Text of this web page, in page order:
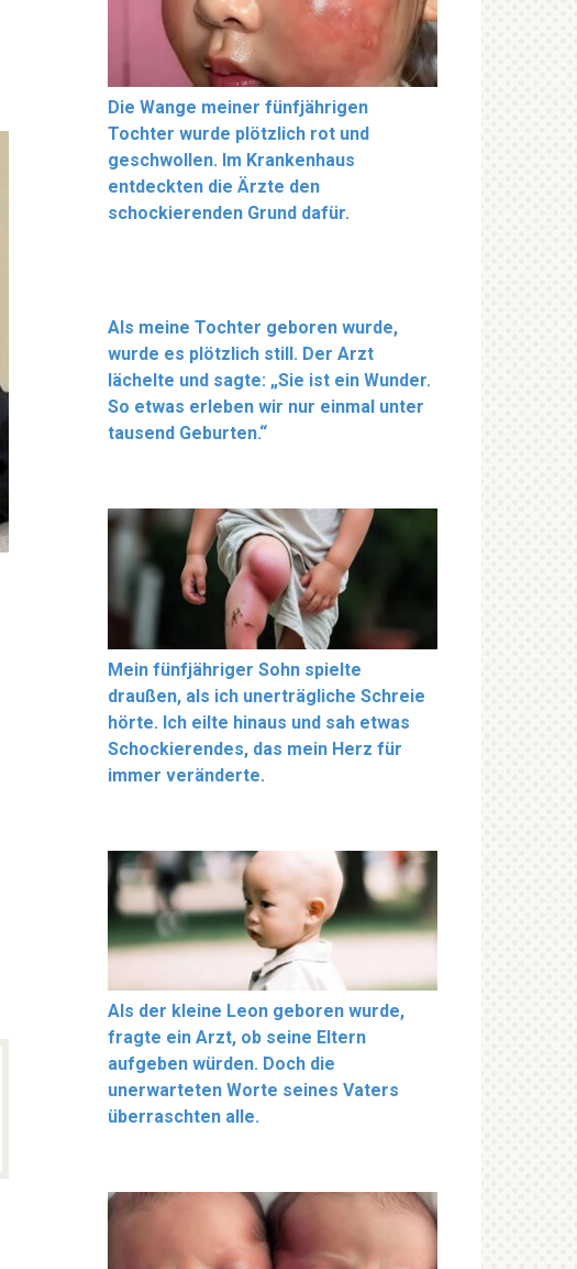
Die Wange meiner fünfjährigen
Tochter wurde plötzlich rot und
geschwollen. Im Krankenhaus
entdeckten die Ärzte den
schockierenden Grund dafür.
Als meine Tochter geboren wurde,
wurde es plötzlich still. Der Arzt
lächelte und sagte: „Sie ist ein Wunder.
So etwas erleben wir nur einmal unter
tausend Geburten.“
Mein fünfjähriger Sohn spielte
draußen, als ich unerträgliche Schreie
hörte. Ich eilte hinaus und sah etwas
Schockierendes, das mein Herz für
immer veränderte.
Als der kleine Leon geboren wurde,
fragte ein Arzt, ob seine Eltern
aufgeben würden. Doch die
unerwarteten Worte seines Vaters
überraschten alle.